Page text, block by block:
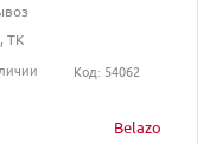
Belazo
ТК
Код: 54062